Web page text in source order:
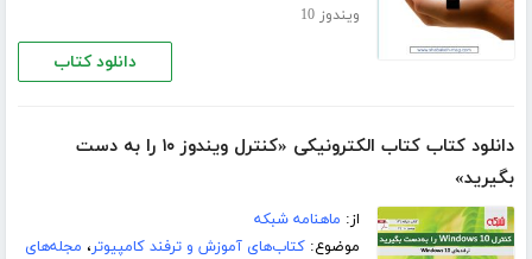
ویندوز 10
دانلود کتاب
دانلود کتاب کتاب الکترونیکی «کنترل ویندوز ۱۰ را به دست
بگیرید»
از: ماهنامه شبکه
موضوع:کتاب‌های آموزش و ترفند کامپیوتر، مجله‌های